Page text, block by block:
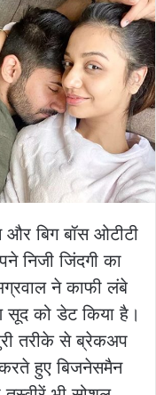
और बिग बॉस ओटीटी
निजी जिंदगी का
ने काफी लंबे
सूद को डेट किया है।
तरीके से ब्रेकअप
हुए बिजनेसमैन